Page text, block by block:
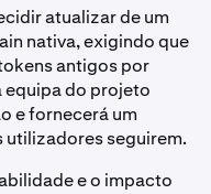
atualizar de um
nativa, exigindo que
antigos por
equipa do projeto
e fornecerá um
utilizadores seguirem.
e o impacto